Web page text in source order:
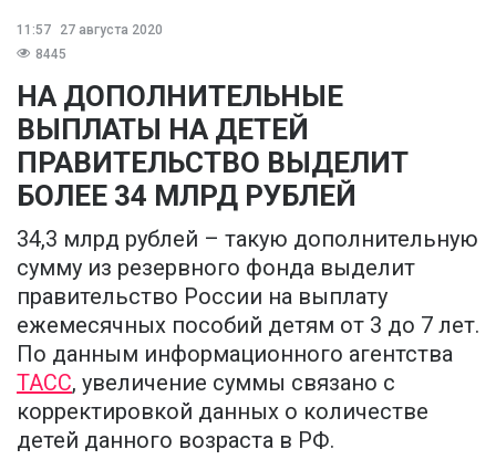
11:57
27 августа 2020
8445
НА ДОПОЛНИТЕЛЬНЫЕ
ВЫПЛАТЫ НА ДЕТЕЙ
ПРАВИТЕЛЬСТВО ВЫДЕЛИТ
БОЛЕЕ 34 МЛРД РУБЛЕЙ
34,3 млрд рублей – такую дополнительную
сумму из резервного фонда выделит
правительство России на выплату
ежемесячных пособий детям от 3 до 7 лет.
По данным информационного агентства
ТАСС, увеличение суммы связано с
корректировкой данных о количестве
детей данного возраста в РФ.